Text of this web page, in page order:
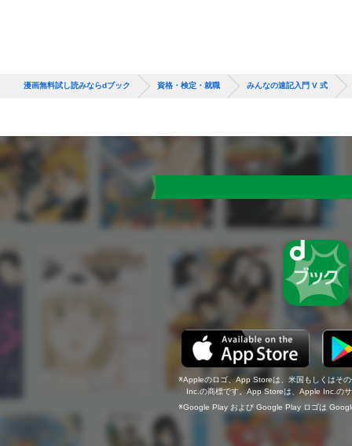
漫画無料試し読みならdブック 資格・検定・就職 みんなの速記入門 V 式
Appleのロゴ、App Storeは、米国もしくはそ
Inc.の商標です。App Storeは、Apple Inc.の
Google Play および Google Play ロゴは